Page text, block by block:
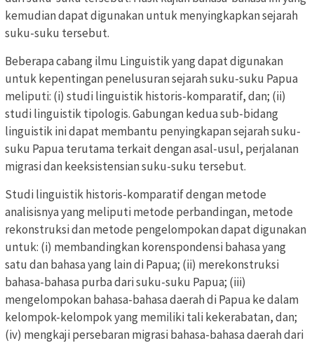
kemudian dapat digunakan untuk menyingkapkan sejarah
suku-suku tersebut.
Beberapa cabang ilmu Linguistik yang dapat digunakan
untuk kepentingan penelusuran sejarah suku-suku Papua
meliputi: (i) studi linguistik historis-komparatif, dan; (ii)
studi linguistik tipologis. Gabungan kedua sub-bidang
linguistik ini dapat membantu penyingkapan sejarah suku-
suku Papua terutama terkait dengan asal-usul, perjalanan
migrasi dan keeksistensian suku-suku tersebut.
Studi linguistik historis-komparatif dengan metode
analisisnya yang meliputi metode perbandingan, metode
rekonstruksi dan metode pengelompokan dapat digunakan
untuk: (i) membandingkan korenspondensi bahasa yang
satu dan bahasa yang lain di Papua; (ii) merekonstruksi
bahasa-bahasa purba dari suku-suku Papua; (iii)
mengelompokan bahasa-bahasa daerah di Papua ke dalam
kelompok-kelompok yang memiliki tali kekerabatan, dan;
(iv) mengkaji persebaran migrasi bahasa-bahasa daerah dari